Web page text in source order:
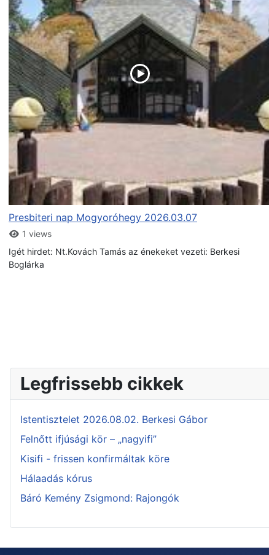
Presbiteri nap Mogyoróhegy 2026.03.07
1 views
Igét hirdet: Nt.Kovách Tamás az énekeket vezeti: Berkesi
Boglárka
Legfrissebb cikkek
Istentisztelet 2026.08.02. Berkesi Gábor
Felnőtt ifjúsági kör – „nagyifi”
Kisifi - frissen konfirmáltak köre
Hálaadás kórus
Báró Kemény Zsigmond: Rajongók